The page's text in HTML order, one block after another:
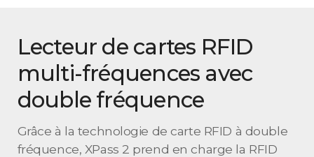
Lecteur de cartes RFID
multi-fréquences avec
double fréquence
Grâce à la technologie de carte RFID à double
fréquence, XPass 2 prend en charge la RFID